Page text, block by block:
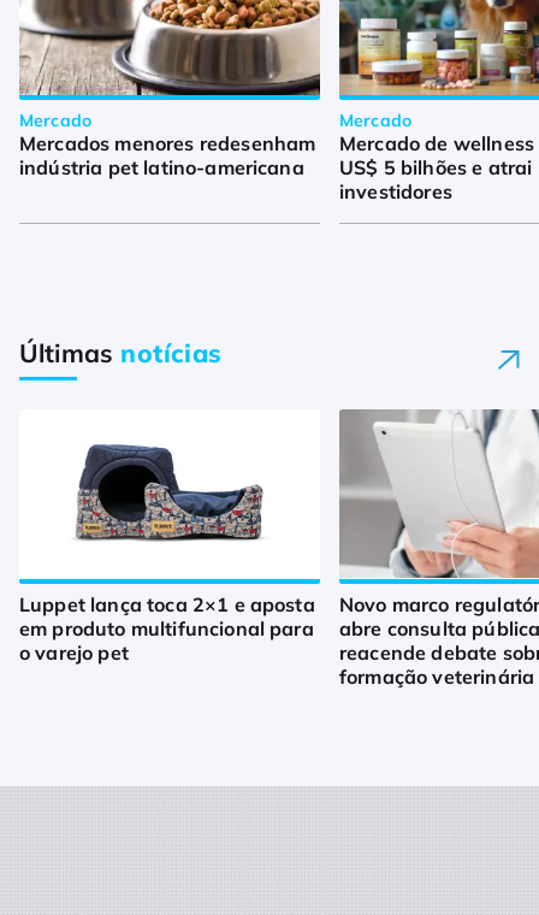
Mercado
Mercados menores redesenham
indústria pet latino-americana
Mercado
Mercado de
US$ 5 bilhões e atrai
investidores
Últimas notícias
Luppet lança toca 2×1 e aposta
em produto multifuncional para
o varejo pet
Novo marco
abre consulta
reacende debate
formação veterinária